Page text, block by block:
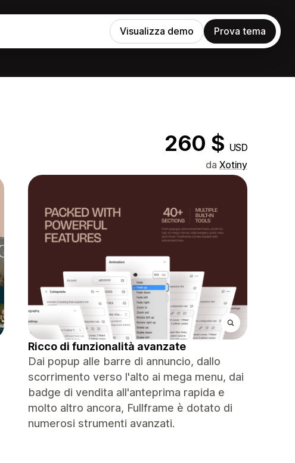
Visualizza demo Prova tema
260 $ USD
da Xotiny
Ricco di funzionalità avanzate
Dai popup alle barre di annuncio, dallo
scorrimento verso l'alto ai mega menu, dai
badge di vendita all'anteprima rapida e
molto altro ancora, Fullframe è dotato di
numerosi strumenti avanzati.